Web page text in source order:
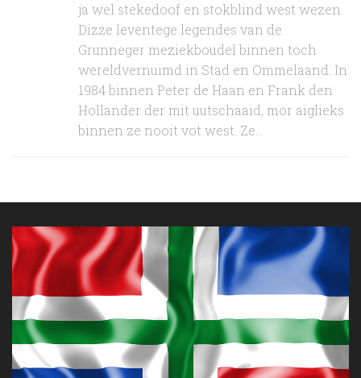
ja wel stekedoof en stokblind west wezen.
Dizze leventege legendes van de
Grunneger meziekboudel binnen toch
wereldvernuimd in Stad en Ommelaand. In
1984 binnen Peter de Haan en Frank den
Hollander der mit uutschaaid, mor aiglieks
binnen ze nooit vot west. Ze...